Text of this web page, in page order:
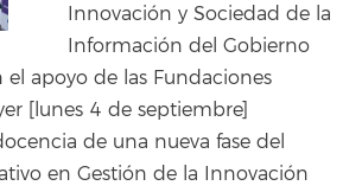
Innovación y Sociedad de la
Información del Gobierno
el apoyo de las Fundaciones
[lunes 4 de septiembre]
de una nueva fase del
en Gestión de la Innovación